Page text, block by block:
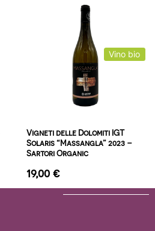
Vino bio
Vigneti delle Dolomiti IGT
Solaris “Massangla” 2023 –
Sartori Organic
19,00 €